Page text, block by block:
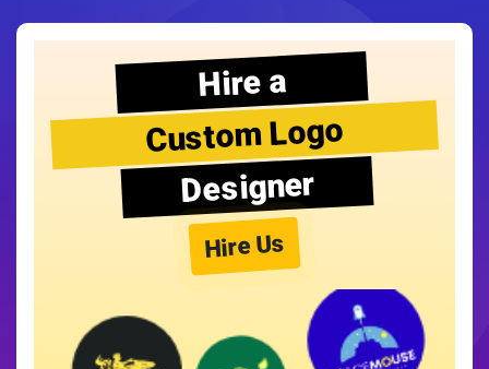
Hire a
Custom Logo
Designer
Hire Us